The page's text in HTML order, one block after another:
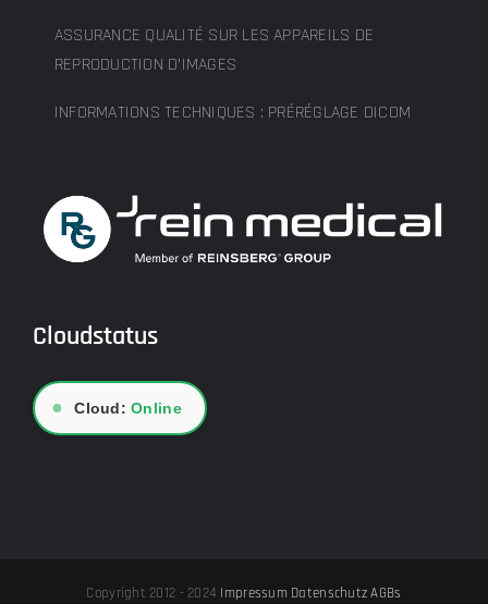
ASSURANCE QUALITÉ SUR LES APPAREILS DE
REPRODUCTION D’IMAGES
INFORMATIONS TECHNIQUES : PRÉRÉGLAGE DICOM
Cloudstatus
● Cloud:Online
Copyright 2012 - 2024 Impressum Datenschutz AGBs